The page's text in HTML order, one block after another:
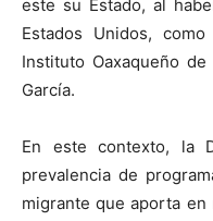
este su Estado, al
Estados Unidos,
Instituto Oaxaqueño
García.
En este contexto, la
prevalencia de
migrante que aporta en